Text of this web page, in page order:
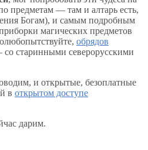
предметам — там и алтарь есть,
Богам), и самым подробным
магических предметов
обрядов
со старинными северорусскими
и открытые, безоплатные
в открытом доступе
дарим.